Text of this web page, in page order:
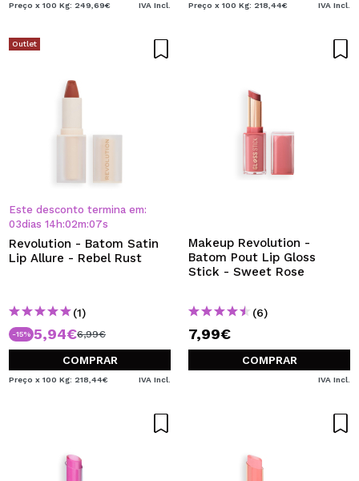
Preço x 100 Kg: 249,69€ IVA Incl. Preço x 100 Kg: 218,44€ IVA Incl.
Outlet
Este desconto termina em:
03dias 14 h:02m:07s
Revolution - Batom Satin
Lip Allure - Rebel Rust
(1)
-15% 5,94€6,99€
COMPRAR
Preço x 100 Kg: 218,44€ IVA Incl.
Makeup Revolution -
Batom Pout Lip Gloss
Stick - Sweet Rose
(6)
7,99€
COMPRAR
IVA Incl.